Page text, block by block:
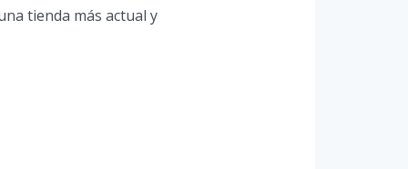
tienda más actual y